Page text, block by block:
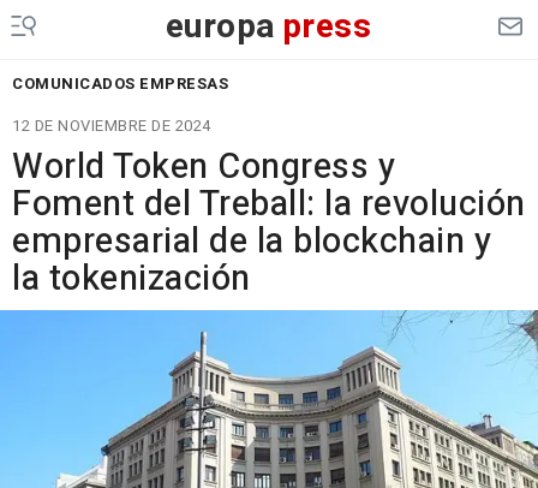
europa press
COMUNICADOS EMPRESAS
12 DE NOVIEMBRE DE 2024
World Token Congress y
Foment del Treball: la revolución
empresarial de la blockchain y
la tokenización